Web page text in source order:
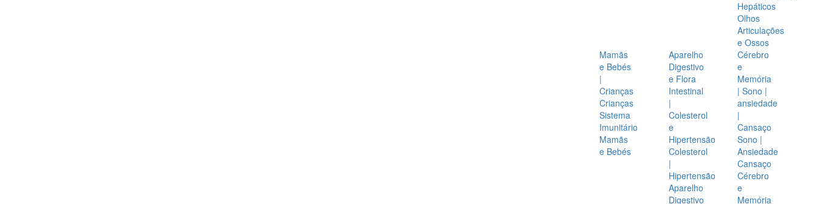
Hepáticos
Olhos
Articulações
e Ossos
Mamãs
e Bebés
|
Crianças
Crianças
Sistema
Imunitário
Mamãs
e Bebés
Aparelho
Digestivo
e Flora
Intestinal
|
Colesterol
e
Hipertensão
Colesterol
|
Hipertensão
Aparelho
Digestivo
Cérebro
e
Memória
| Sono |
ansiedade
|
Cansaço
Sono |
Ansiedade
Cansaço
Cérebro
e
Memória